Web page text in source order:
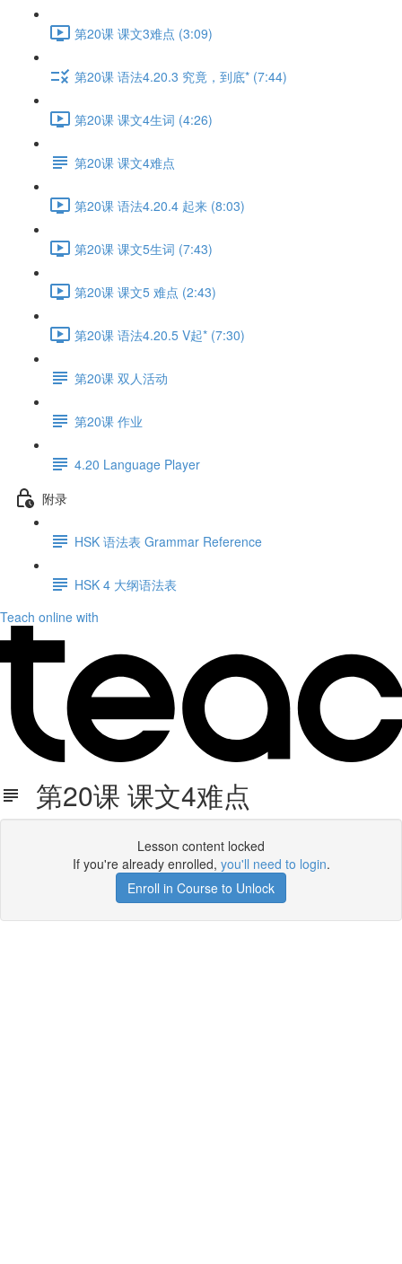
第20课 课文3难点 (3:09)
第20课 语法4.20.3 究竟，到底* (7:44)
第20课 课文4生词 (4:26)
第20课 课文4难点
第20课 语法4.20.4 起来 (8:03)
第20课 课文5生词 (7:43)
第20课 课文5 难点 (2:43)
第20课 语法4.20.5 V起* (7:30)
第20课 双人活动
第20课 作业
4.20 Language Player
附录
HSK 语法表 Grammar Reference
HSK 4 ⼤纲语法表
Teach online with
第20课 课文4难点
Lesson content locked
If you're already enrolled, you'll need to login.
Enroll in Course to Unlock